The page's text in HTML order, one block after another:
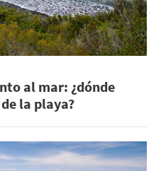
al mar: ¿dónde
la playa?